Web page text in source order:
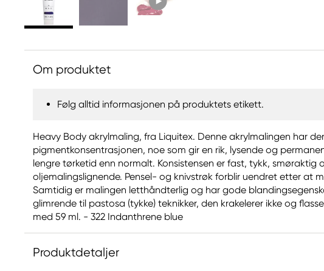
Om produktet
Følg alltid informasjonen på produktets etikett.
Heavy Body akrylmaling, fra Liquitex. Denne akrylmalingen har
pigmentkonsentrasjonen, noe som gir en rik, lysende og
lengre tørketid enn normalt. Konsistensen er fast, tykk, smøraktig
oljemalingslignende. Pensel- og knivstrøk forblir uendret etter at
Samtidig er malingen letthåndterlig og har gode
glimrende til pastosa (tykke) teknikker, den krakelerer ikke og
med 59 ml. - 322 Indanthrene blue
Produktdetaljer